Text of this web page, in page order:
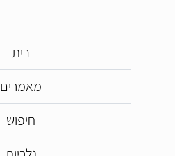
בית
מאמרים
חיפוש